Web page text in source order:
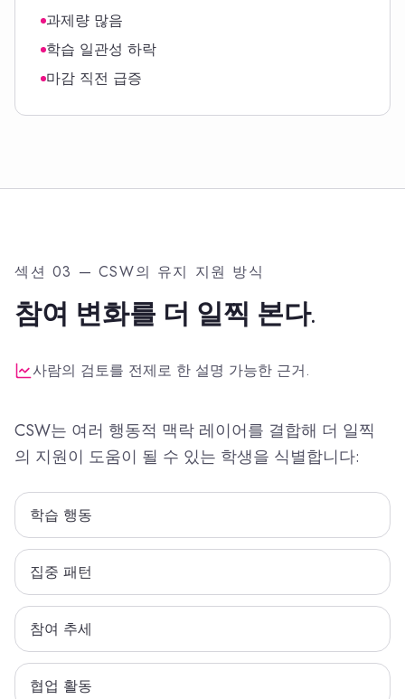
과제량 많음
학습 일관성 하락
마감 직전 급증
섹션 03 — CSW의 유지 지원 방식
참여 변화를 더 일찍 본다.
사람의 검토를 전제로 한 설명 가능한 근거.
CSW는 여러 행동적 맥락 레이어를 결합해 더 일찍
의 지원이 도움이 될 수 있는 학생을 식별합니다:
학습 행동
집중 패턴
참여 추세
협업 활동